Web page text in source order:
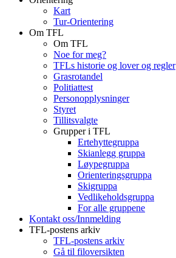
Kart
Tur-Orientering
Om TFL
Om TFL
Noe for meg?
TFLs historie og lover og regler
Grasrotandel
Politiattest
Personopplysninger
Styret
Tillitsvalgte
Grupper i TFL
Ertehyttegruppa
Skianlegg gruppa
Løypegruppa
Orienteringsgruppa
Skigruppa
Vedlikeholdsgruppa
For alle gruppene
Kontakt oss/Innmelding
TFL-postens arkiv
TFL-postens arkiv
Gå til filoversikten